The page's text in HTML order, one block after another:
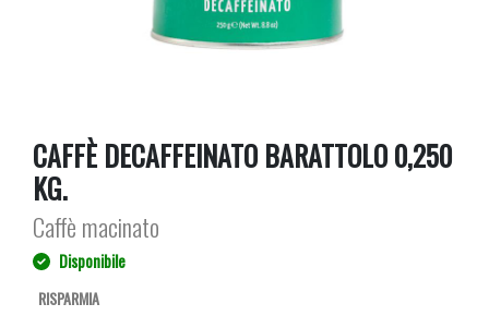
CAFFÈ DECAFFEINATO BARATTOLO 0,250
KG.
Caffè macinato
Disponibile
RISPARMIA